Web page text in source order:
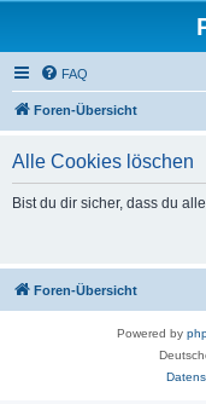
FAQ
Foren-Übersicht
Alle Cookies löschen
Bist du dir sicher, dass du
Foren-Übersicht
Powered by